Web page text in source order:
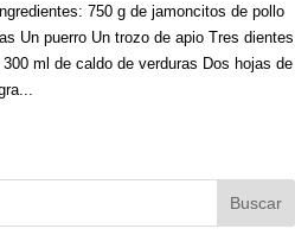
750 g de jamoncitos de pollo
Un puerro Un trozo de apio Tres dientes
ml de caldo de verduras Dos hojas de